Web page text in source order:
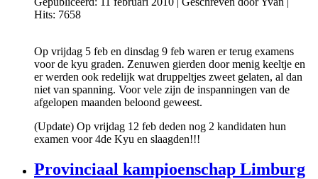
Hits: 7658
Op vrijdag 5 feb en dinsdag 9 feb waren er terug examens
voor de kyu graden. Zenuwen gierden door menig keeltje en
er werden ook redelijk wat druppeltjes zweet gelaten, al dan
niet van spanning. Voor vele zijn de inspanningen van de
afgelopen maanden beloond geweest.
(Update) Op vrijdag 12 feb deden nog 2 kandidaten hun
examen voor 4de Kyu en slaagden!!!
Provinciaal kampioenschap Limburg